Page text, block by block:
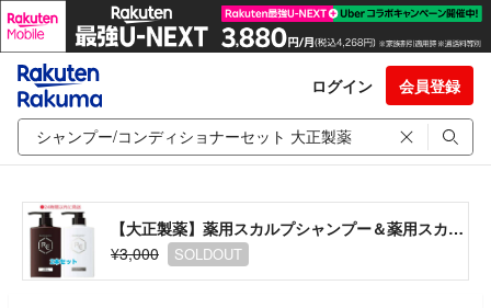
ログイン 会員登録
【大正製薬】薬用スカルプシャンプー＆薬用スカルプコンディショナー 2本セット
¥3,000
SOLDOUT